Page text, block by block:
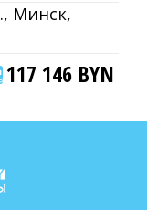
Минск,
117 146 BYN